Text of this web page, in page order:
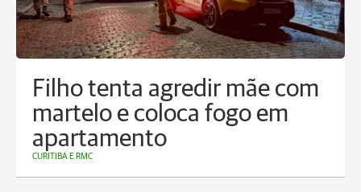
Filho tenta agredir mãe com
martelo e coloca fogo em
apartamento
CURITIBA E RMC